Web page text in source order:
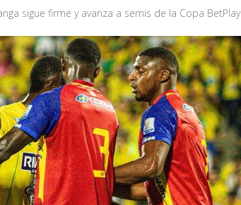
sigue firme y avanza a semis de la Copa BetPlay